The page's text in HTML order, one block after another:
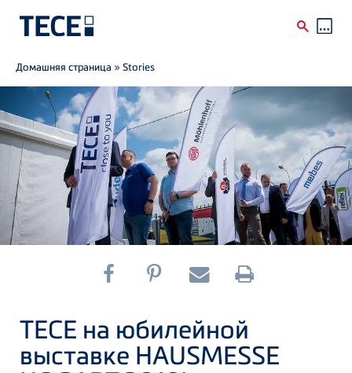
Skip to main content
Breadcrumb
Домашняя страница »Stories
ТЕСЕ на юбилейной
выставке HAUSMESSE